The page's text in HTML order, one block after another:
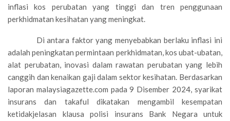
inflasi kos perubatan yang tinggi dan tren penggunaan
perkhidmatan kesihatan yang meningkat.
Di antara faktor yang menyebabkan berlaku inflasi ini
adalah peningkatan permintaan perkhidmatan, kos ubat-ubatan,
alat perubatan, inovasi dalam rawatan perubatan yang lebih
canggih dan kenaikan gaji dalam sektor kesihatan. Berdasarkan
laporan malaysiagazette.com pada 9 Disember 2024, syarikat
insurans dan takaful dikatakan mengambil kesempatan
ketidakjelasan klausa polisi insurans Bank Negara untuk